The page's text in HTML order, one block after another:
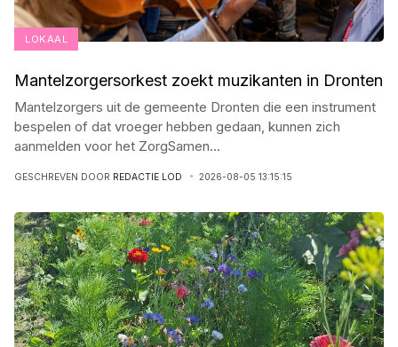
LOKAAL
Mantelzorgersorkest zoekt muzikanten in Dronten
Mantelzorgers uit de gemeente Dronten die een instrument
bespelen of dat vroeger hebben gedaan, kunnen zich
aanmelden voor het ZorgSamen...
GESCHREVEN DOOR REDACTIE LOD 2026-08-05 13:15:15